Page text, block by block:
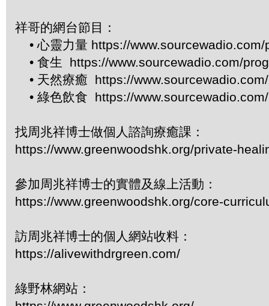
祥哥的網台節目：
• 心靈力量 https://
• 食生 https://www.sourcewadio.com/
• 天然療癒 https://
• 綠色飲食 https://
找周兆祥博士做個人諮詢療癒課：
https://www.greenwoodshk.org/private-
參加周兆祥博士的實體及線上活動：
https://www.greenwoodshk.org/core-
訪周兆祥博士的個人網站收料：
https://alivewithdrgreen.com/
綠野林網站：